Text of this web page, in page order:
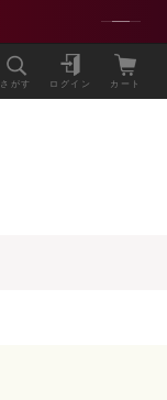
さがす ログイン カート